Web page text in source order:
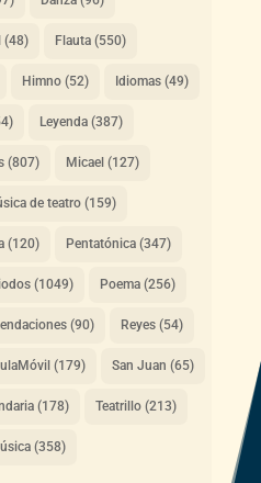
(48) Flauta(550)
Himno(52) Idiomas(49)
Leyenda(387)
(807) Micael (127)
de teatro(159)
(120) Pentatónica(347)
(1049) Poema(256)
(90) Reyes(54)
(179) San Juan (65)
(178) Teatrillo(213)
(358)